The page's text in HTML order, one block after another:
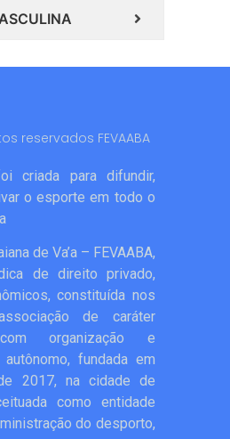
reservados FEVAABA
criada para difundir,
o esporte em todo o
de Va’a – FEVAABA,
de direito privado,
constituída nos
de caráter
organização e
autônomo, fundada em
2017, na cidade de
como entidade
do desporto,